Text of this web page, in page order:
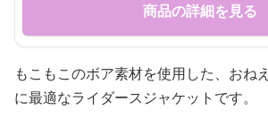
商品の詳細を見る
もこもこのボア素材を使用した、おね
に最適なライダースジャケットです。